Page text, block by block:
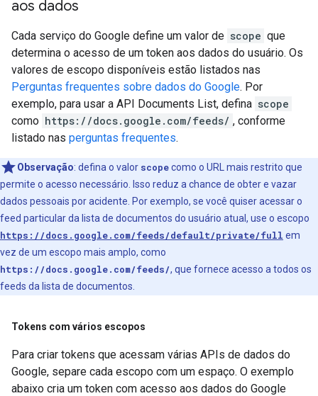
aos dados
Cada serviço do Google define um valor de scope que
determina o acesso de um token aos dados do usuário. Os
valores de escopo disponíveis estão listados nas
Perguntas frequentes sobre dados do Google. Por
exemplo, para usar a API Documents List, defina scope
como https://docs.google.com/feeds/ , conforme
listado nas perguntas frequentes.
Observação: defina o valor scopecomo o URL mais restrito que
permite o acesso necessário. Isso reduz a chance de obter e vazar
dados pessoais por acidente. Por exemplo, se você quiser acessar o
feed particular da lista de documentos do usuário atual, use o escopo
https://docs.google.com/feeds/default/private/full em
vez de um escopo mais amplo, como
https://docs.google.com/feeds/, que fornece acesso a todos os
feeds da lista de documentos.
Tokens com vários escopos
Para criar tokens que acessam várias APIs de dados do
Google, separe cada escopo com um espaço. O exemplo
abaixo cria um token com acesso aos dados do Google